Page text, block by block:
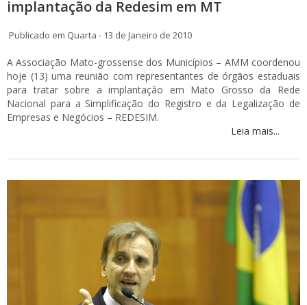
implantação da Redesim em MT
Publicado em Quarta - 13 de Janeiro de 2010
A Associação Mato-grossense dos Municípios – AMM coordenou
hoje (13) uma reunião com representantes de órgãos estaduais
para tratar sobre a implantação em Mato Grosso da Rede
Nacional para a Simplificação do Registro e da Legalização de
Empresas e Negócios – REDESIM.
Leia mais...